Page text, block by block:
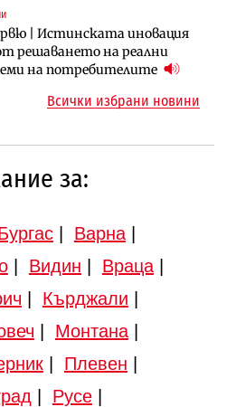
| Истинската иновация
решаването на реални
на потребителите
промяната на
план за
мост над Варненското
става част от бъдещата
Всички избрани новини
за:
| Варна|
| Видин Враца|
Кърджали
Монтана|
| Плевен
Русе|